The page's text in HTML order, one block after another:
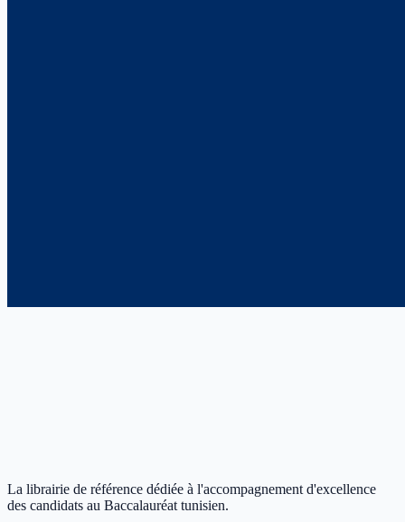
La librairie de référence dédiée à l'accompagnement d'excellence
des candidats au Baccalauréat tunisien.